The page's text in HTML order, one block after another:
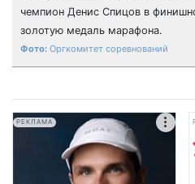
чемпион Денис Спицов в
золотую медаль марафона.
Оргкомитет соревнований
РЕКЛАМА